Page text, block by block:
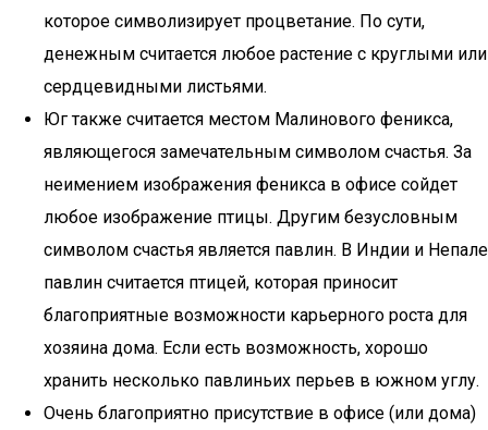
которое символизирует процветание. По сути,
денежным считается любое растение с круглыми или
сердцевидными листьями.
Юг также считается местом Малинового феникса,
являющегося замечательным символом счастья. За
неимением изображения феникса в офисе сойдет
любое изображение птицы. Другим безусловным
символом счастья является павлин. В Индии и Непале
павлин считается птицей, которая приносит
благоприятные возможности карьерного роста для
хозяина дома. Если есть возможность, хорошо
хранить несколько павлиньих перьев в южном углу.
Очень благоприятно присутствие в офисе (или дома)